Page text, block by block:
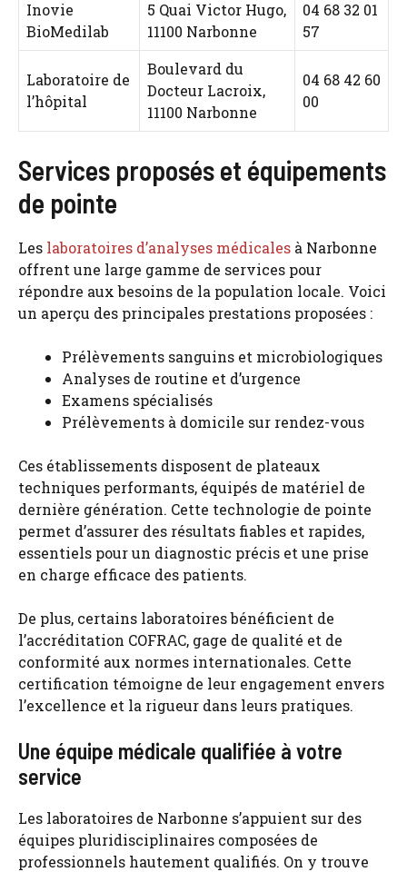
Inovie
BioMedilab
5 Quai Victor Hugo,
11100 Narbonne
04 68 32 01
57
Laboratoire de
l’hôpital
Boulevard du
Docteur Lacroix,
11100 Narbonne
04 68 42 60
00
Services proposés et équipements
de pointe
Les laboratoires d’analyses médicales à Narbonne
offrent une large gamme de services pour
répondre aux besoins de la population locale. Voici
un aperçu des principales prestations proposées :
Prélèvements sanguins et microbiologiques
Analyses de routine et d’urgence
Examens spécialisés
Prélèvements à domicile sur rendez-vous
Ces établissements disposent de plateaux
techniques performants, équipés de matériel de
dernière génération. Cette technologie de pointe
permet d’assurer des résultats fiables et rapides,
essentiels pour un diagnostic précis et une prise
en charge efficace des patients.
De plus, certains laboratoires bénéficient de
l’accréditation COFRAC, gage de qualité et de
conformité aux normes internationales. Cette
certification témoigne de leur engagement envers
l’excellence et la rigueur dans leurs pratiques.
Une équipe médicale qualifiée à votre
service
Les laboratoires de Narbonne s’appuient sur des
équipes pluridisciplinaires composées de
professionnels hautement qualifiés. On y trouve